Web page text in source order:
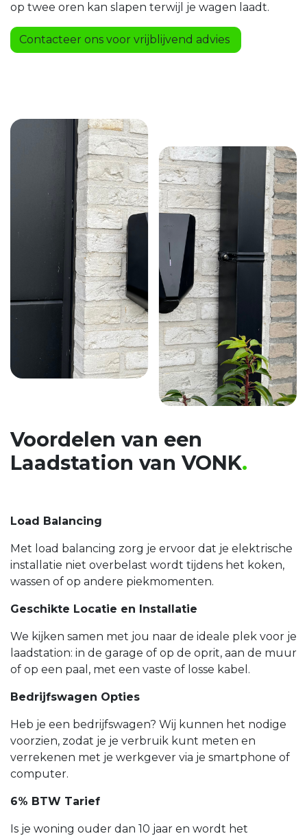
op twee oren kan slapen terwijl je wagen laadt.
Contacteer ons voor vrijblijvend advies
Voordelen van een
Laadstation van VONK.
Load Balancing
Met load balancing zorg je ervoor dat je elektrische
installatie niet overbelast wordt tijdens het koken,
wassen of op andere piekmomenten.
Geschikte Locatie en Installatie
We kijken samen met jou naar de ideale plek voor je
laadstation: in de garage of op de oprit, aan de muur
of op een paal, met een vaste of losse kabel.
Bedrijfswagen Opties
Heb je een bedrijfswagen? Wij kunnen het nodige
voorzien, zodat je je verbruik kunt meten en
verrekenen met je werkgever via je smartphone of
computer.
6% BTW Tarief
Is je woning ouder dan 10 jaar en wordt het